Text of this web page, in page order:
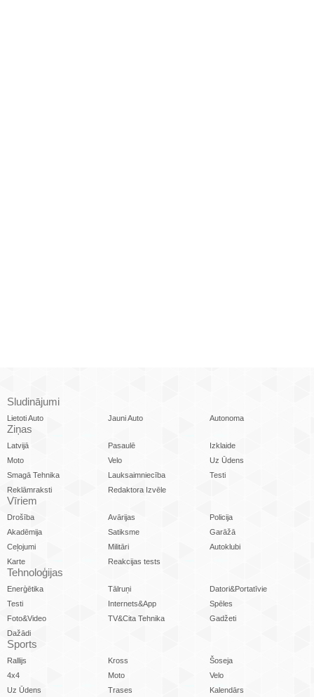
Sludinājumi
Lietoti Auto Jauni Auto Autonoma
Ziņas
Latvijā Pasaulē
Izklaide
Moto
Velo
Uz Ūdens
Smagā Tehnika
Lauksaimniecība
Testi
Reklāmraksti
Redaktora Izvēle
Vīriem
Drošība Avārijas
Policija
Akadēmija
Satiksme
Garāžā
Ceļojumi
Militāri
Autoklubi
Karte
Reakcijas tests
Tehnoloģijas
Enerģētika Tālruņi
Datori&Portatīvie
Testi
Internets&App
Spēles
Foto&Video
TV&Cita Tehnika
Gadžeti
Dažādi
Sports
Rallijs Kross
Šoseja
4x4
Moto
Velo
Uz Ūdens
Trases Kalendārs